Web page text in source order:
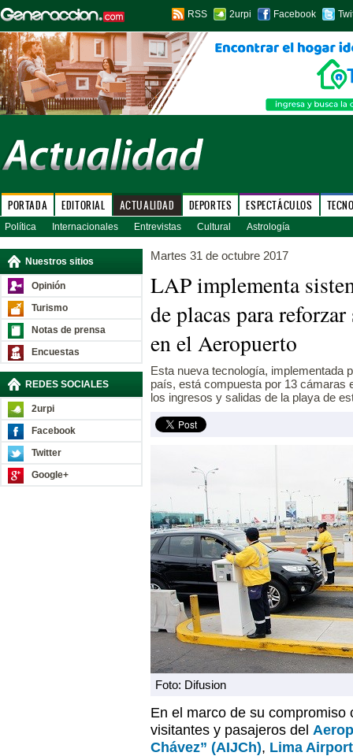
RSS 2urpi Facebook
PORTADA EDITORIAL ACTUALIDAD DEPORTES ESPECTÁCULOS
Política Internacionales Entrevistas Cultural Astrología
Nuestros sitios
Opinión
Turismo
Notas de prensa
Encuestas
REDES SOCIALES
2urpi
Facebook
Twitter
Google+
Martes 31 de octubre 2017
LAP implementa
de placas para
en el Aeropuerto
Esta nueva tecnología, implementada
país, está compuesta por 13 cámaras
los ingresos y salidas de la playa de
Foto: Difusion
En el marco de su
visitantes y pasajeros del
Chávez” (AIJCh), Lima